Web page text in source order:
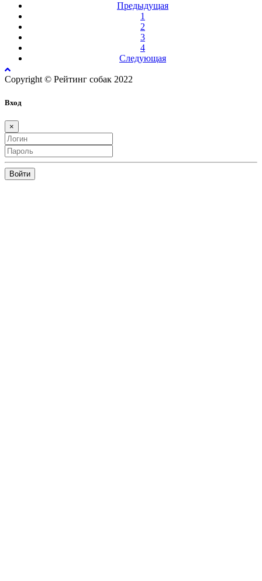
Предыдущая
1
2
3
4
Следующая
Copyright © Рейтинг собак 2022
Вход
×
Войти